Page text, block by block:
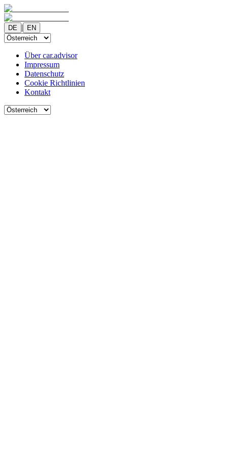
DE | EN
Über car.advisor
Impressum
Datenschutz
Cookie Richtlinien
Kontakt